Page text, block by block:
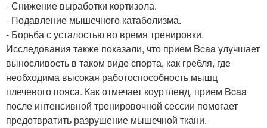
- Снижение выработки кортизола.
- Подавление мышечного катаболизма.
- Борьба с усталостью во время тренировки.
Исследования также показали, что прием Bcaa улучшает
выносливость в таком виде спорта, как гребля, где
необходима высокая работоспособность мышц
плечевого пояса. Как отмечает коуртленд, прием Bcaa
после интенсивной тренировочной сессии помогает
предотвратить разрушение мышечной ткани.